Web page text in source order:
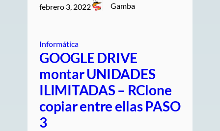
febrero 3, 2022 Gamba
Informática
GOOGLE DRIVE
montar UNIDADES
ILIMITADAS – RClone
copiar entre ellas PASO
3